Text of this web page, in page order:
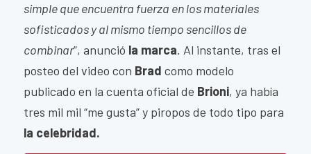
simple que encuentra fuerza en los materiales
sofisticados y al mismo tiempo sencillos de
combinar”, anunció la marca. Al instante, tras el
posteo del video con Brad como modelo
publicado en la cuenta oficial de Brioni, ya había
tres mil mil “me gusta” y piropos de todo tipo para
la celebridad.